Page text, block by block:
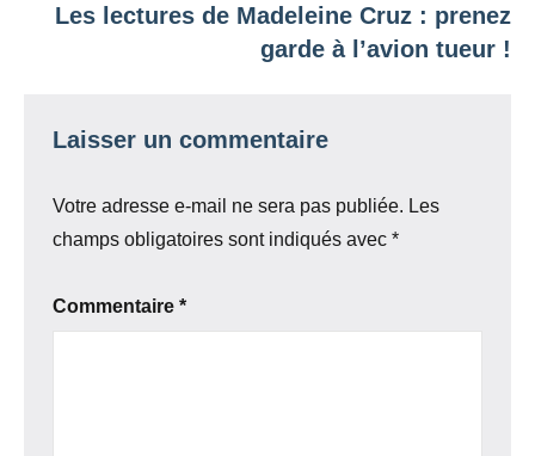
Les lectures de Madeleine Cruz : prenez
garde à l’avion tueur !
Laisser un commentaire
Votre adresse e-mail ne sera pas publiée. Les
champs obligatoires sont indiqués avec *
Commentaire *